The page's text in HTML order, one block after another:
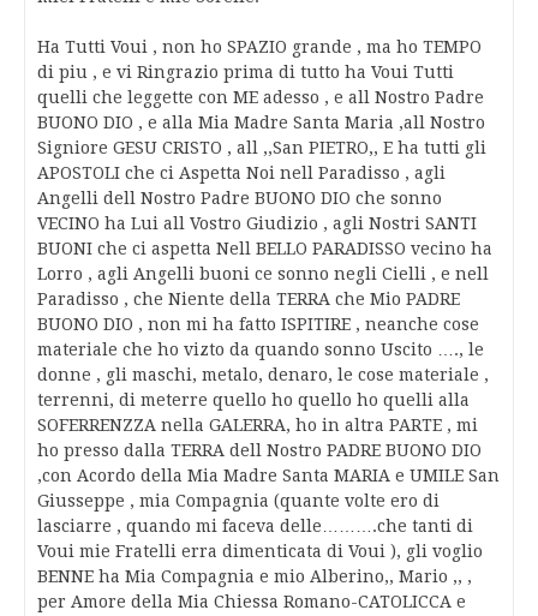
Ha Tutti Voui , non ho SPAZIO grande , ma ho TEMPO
di piu , e vi Ringrazio prima di tutto ha Voui Tutti
quelli che leggette con ME adesso , e all Nostro Padre
BUONO DIO , e alla Mia Madre Santa Maria ,all Nostro
Signiore GESU CRISTO , all ,,San PIETRO,, E ha tutti gli
APOSTOLI che ci Aspetta Noi nell Paradisso , agli
Angelli dell Nostro Padre BUONO DIO che sonno
VECINO ha Lui all Vostro Giudizio , agli Nostri SANTI
BUONI che ci aspetta Nell BELLO PARADISSO vecino ha
Lorro , agli Angelli buoni ce sonno negli Cielli , e nell
Paradisso , che Niente della TERRA che Mio PADRE
BUONO DIO , non mi ha fatto ISPITIRE , neanche cose
materiale che ho vizto da quando sonno Uscito …., le
donne , gli maschi, metalo, denaro, le cose materiale ,
terrenni, di meterre quello ho quello ho quelli alla
SOFERRENZZA nella GALERRA, ho in altra PARTE , mi
ho presso dalla TERRA dell Nostro PADRE BUONO DIO
,con Acordo della Mia Madre Santa MARIA e UMILE San
Giusseppe , mia Compagnia (quante volte ero di
lasciarre , quando mi faceva delle……….che tanti di
Voui mie Fratelli erra dimenticata di Voui ), gli voglio
BENNE ha Mia Compagnia e mio Alberino,, Mario ,, ,
per Amore della Mia Chiessa Romano-CATOLICCA e